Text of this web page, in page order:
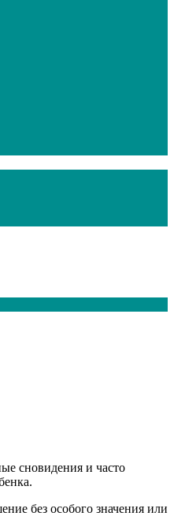
сновидения и часто
без особого значения или